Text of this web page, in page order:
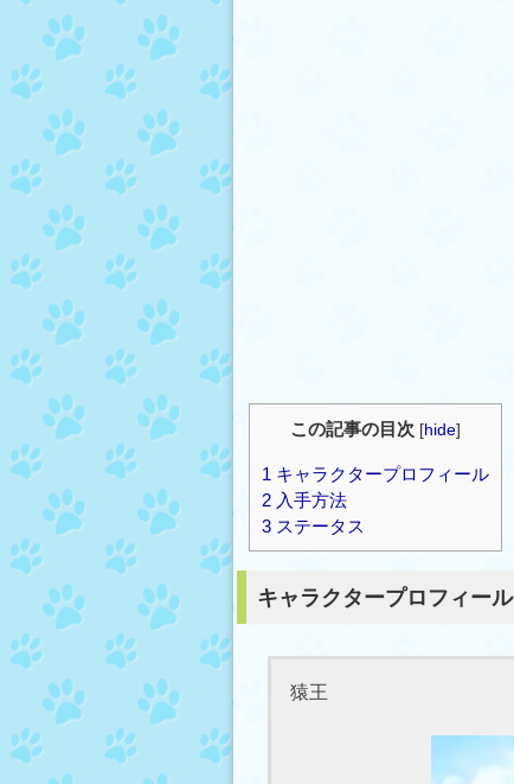
この記事の目次 [hide]
1 キャラクタープロフィール
2入手方法
3ステータス
キャラクタープロフィール
猿王